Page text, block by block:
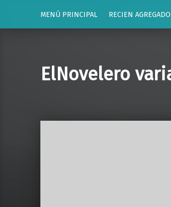
MENÚ PRINCIPAL
RECIEN AGREGADO
ElNovelero